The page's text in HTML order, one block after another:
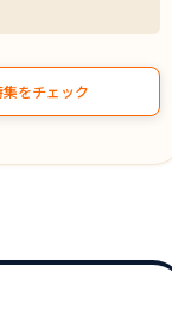
集をチェック